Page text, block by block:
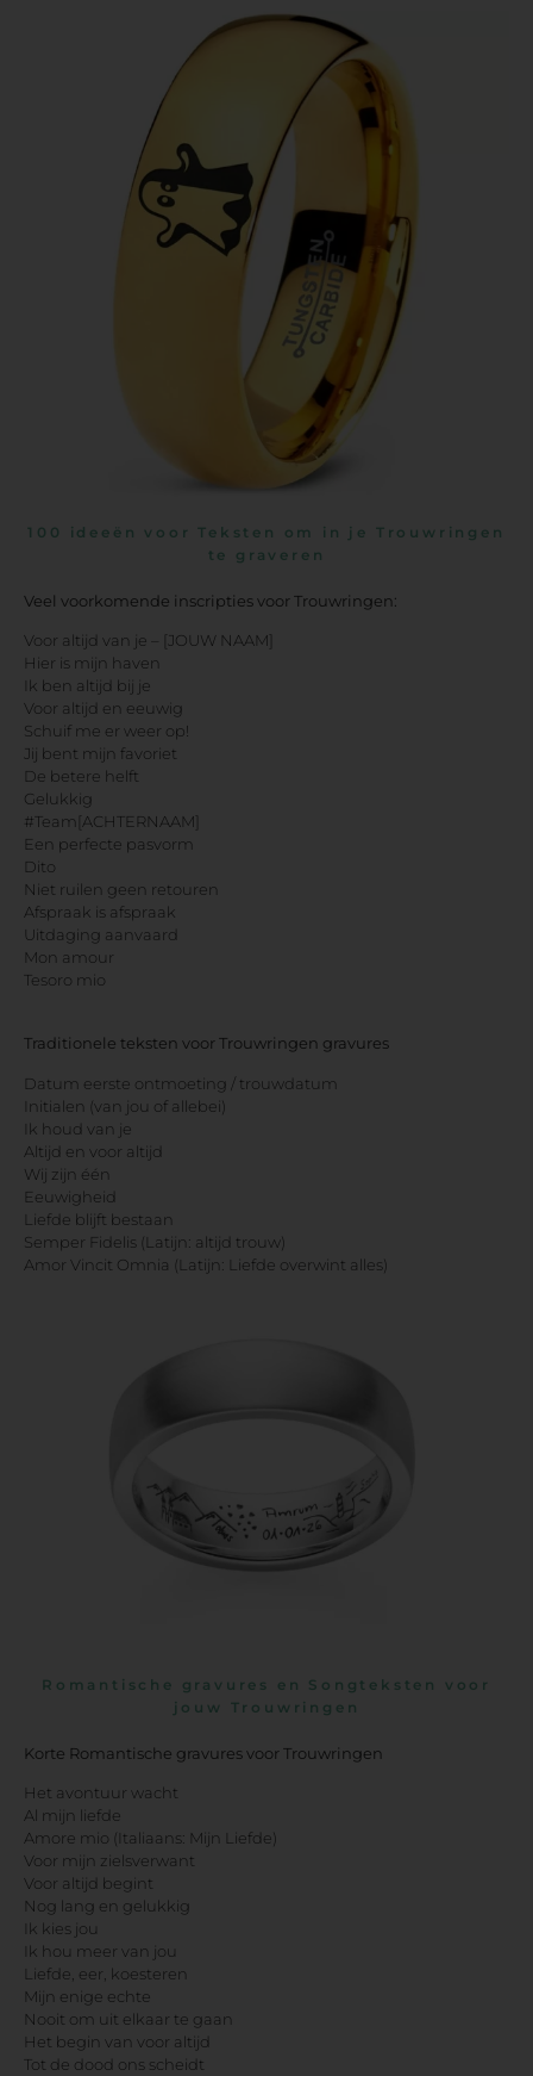
100 ideeën voor Teksten om in je Trouwringen
te graveren
Veel voorkomende inscripties voor Trouwringen:
Voor altijd van je – [JOUW NAAM]
Hier is mijn haven
Ik ben altijd bij je
Voor altijd en eeuwig
Schuif me er weer op!
Jij bent mijn favoriet
De betere helft
Gelukkig
#Team[ACHTERNAAM]
Een perfecte pasvorm
Dito
Niet ruilen geen retouren
Afspraak is afspraak
Uitdaging aanvaard
Mon amour
Tesoro mio
Traditionele teksten voor Trouwringen gravures
Datum eerste ontmoeting / trouwdatum
Initialen (van jou of allebei)
Ik houd van je
Altijd en voor altijd
Wij zijn één
Eeuwigheid
Liefde blijft bestaan
Semper Fidelis (Latijn: altijd trouw)
Amor Vincit Omnia (Latijn: Liefde overwint alles)
Romantische gravures en Songteksten voor
jouw Trouwringen
Korte Romantische gravures voor Trouwringen
Het avontuur wacht
Al mijn liefde
Amore mio (Italiaans: Mijn Liefde)
Voor mijn zielsverwant
Voor altijd begint
Nog lang en gelukkig
Ik kies jou
Ik hou meer van jou
Liefde, eer, koesteren
Mijn enige echte
Nooit om uit elkaar te gaan
Het begin van voor altijd
Tot de dood ons scheidt